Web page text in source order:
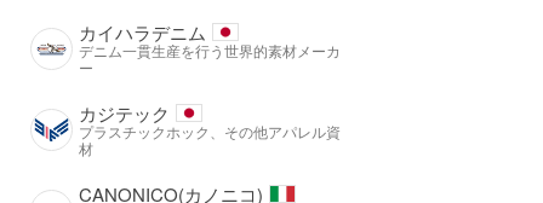
カイハラデニム
デニム一貫生産を行う世界的素材メーカ
ー
カジテック
プラスチックホック、その他アパレル資
材
CANONICO(カノニコ)